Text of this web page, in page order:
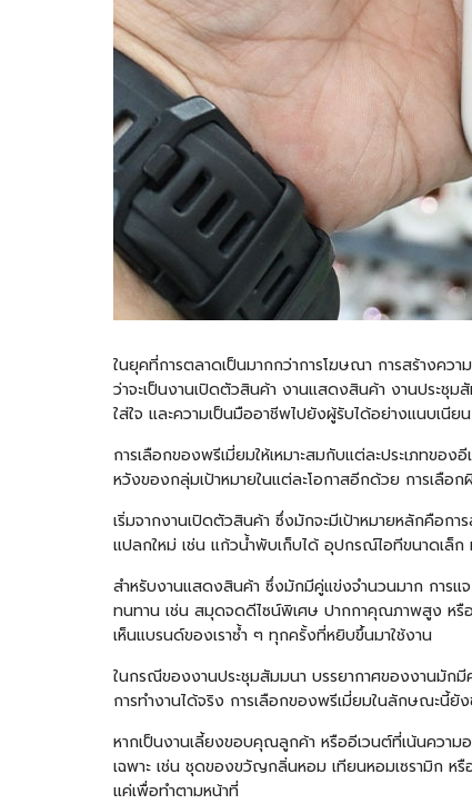
ในยุคที่การตลาดเป็นมากกว่าการโฆษณา การสร้างค
ว่าจะเป็นงานเปิดตัวสินค้า งานแสดงสินค้า งานประ
ใส่ใจ และความเป็นมืออาชีพไปยังผู้รับได้อย่างแนบเนียน
การเลือกของพรีเมี่ยมให้เหมาะสมกับแต่ละประเภทข
หวังของกลุ่มเป้าหมายในแต่ละโอกาสอีกด้วย การเลื
เริ่มจากงานเปิดตัวสินค้า ซึ่งมักจะมีเป้าหมายหลักคือก
แปลกใหม่ เช่น แก้วน้ำพับเก็บได้ อุปกรณ์ไอทีขนาดเล็ก
สำหรับงานแสดงสินค้า ซึ่งมักมีคู่แข่งจำนวนมาก การแ
ทนทาน เช่น สมุดจดดีไซน์พิเศษ ปากกาคุณภาพสูง หรือ
เห็นแบรนด์ของเราซ้ำ ๆ ทุกครั้งที่หยิบขึ้นมาใช้งาน
ในกรณีของงานประชุมสัมมนา บรรยากาศของงานมักมี
การทำงานได้จริง การเลือกของพรีเมี่ยมในลักษณะนี้
หากเป็นงานเลี้ยงขอบคุณลูกค้า หรืออีเวนต์ที่เน้นความ
เฉพาะ เช่น ชุดของขวัญกลิ่นหอม เทียนหอมเซรามิก ห
แค่เพื่อทำตามหน้าที่